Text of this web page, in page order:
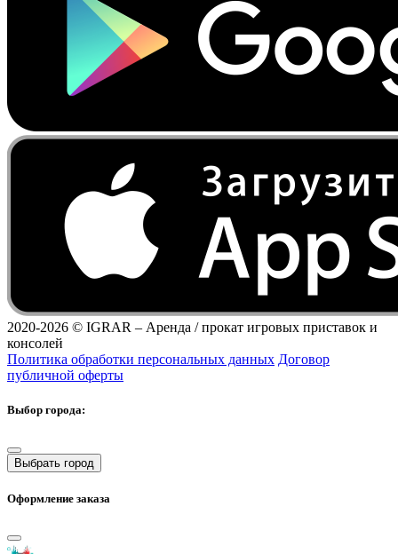
2020-2026 © IGRAR – Аренда / прокат игровых приставок и
консолей
Политика обработки персональных данных Договор
публичной оферты
Выбор города:
Выбрать город
Оформление заказа